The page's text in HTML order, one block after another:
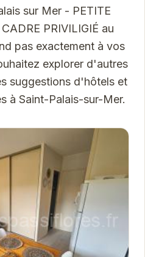
sur Mer - PETITE
PRIVILIGIÉ au
pas exactement à vos
explorer d'autres
suggestions d'hôtels et
à Saint-Palais-sur-Mer.